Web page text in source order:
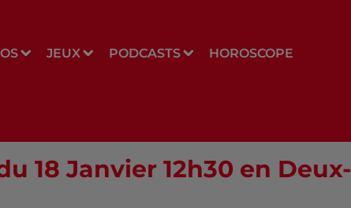
JEUX PODCASTS HOROSCOPE
18 Janvier 12h30 en Deux-